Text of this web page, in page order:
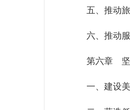
五、推动旅
六、推动服
第六章 坚
一、建设美